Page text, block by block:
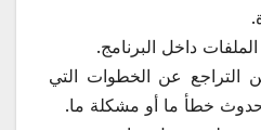
داخل البرنامج.
التراجع عن الخطوات التي
خطأ ما أو مشكلة ما.